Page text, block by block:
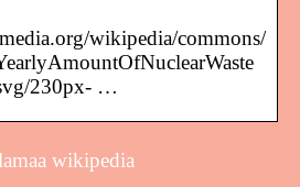
wikipedia/commons/
230px- …
wikipedia